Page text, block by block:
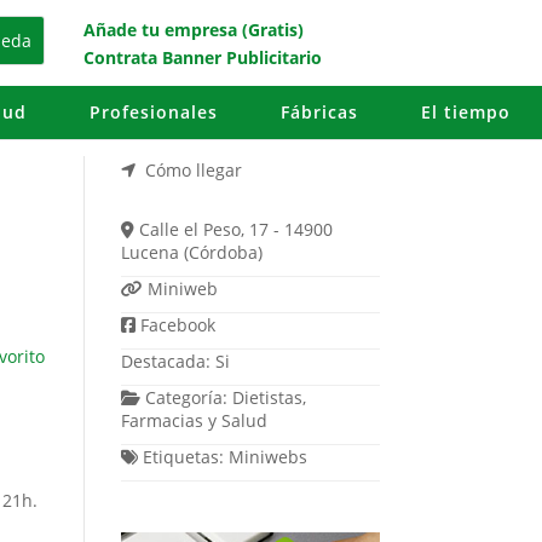
Añade tu empresa (Gratis)
Contrata Banner Publicitario
Profesionales Fábricas El tiempo
Cómo llegar
Calle el Peso, 17 - 14900
Lucena (Córdoba)
Miniweb
Facebook
Destacada:Si
Categoría: Dietistas,
Farmacias y Salud
Etiquetas: Miniwebs